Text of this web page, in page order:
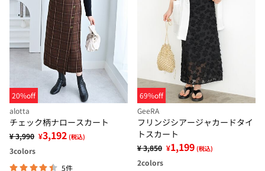
20%off
alotta
チェック柄ナロースカート
¥ 3,990 ¥3,192 (税込)
3colors
5件
69%off
GeeRA
フリンジシアージャカードタイ
トスカート
¥ 3,850 ¥1,199 (税込)
2colors